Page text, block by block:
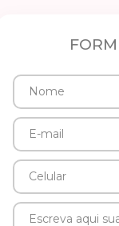
Nome
mail
Celular